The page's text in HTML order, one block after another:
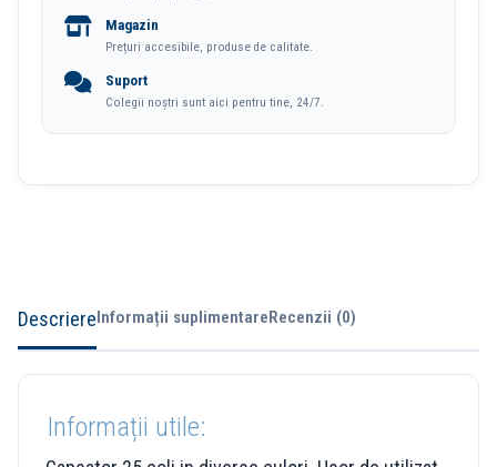
Magazin
Prețuri accesibile, produse de calitate.
Suport
Colegii noștri sunt aici pentru tine, 24/7.
DescriereInformații suplimentareRecenzii (0)
Informații utile: